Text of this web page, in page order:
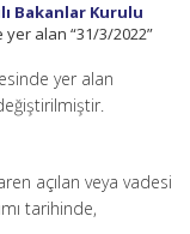
Bakanlar Kurulu
alan “31/3/2022”
yer alan
açılan veya vadesi
tarihinde,